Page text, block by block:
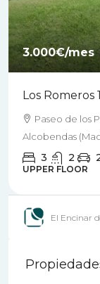
3.000€/mes
Los Romeros
Paseo de los
Alcobendas
3 2
UPPER FLOOR
El Encinar